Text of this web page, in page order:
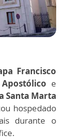
Francisco
e
Santa Marta
hospedado
durante o